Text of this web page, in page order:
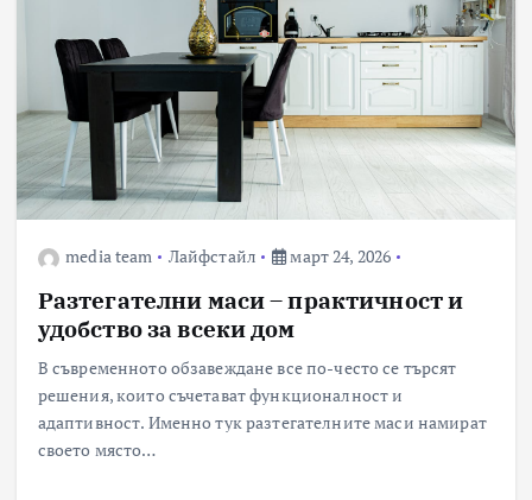
media team Лайфстайл март 24, 2026
Разтегателни маси – практичност и
удобство за всеки дом
В съвременното обзавеждане все по-често се търсят
решения, които съчетават функционалност и
адаптивност. Именно тук разтегателните маси намират
своето място…